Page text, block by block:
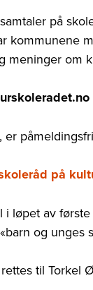
på
kommunene
meninger om
på
i løpet av
og unges
til Torkel